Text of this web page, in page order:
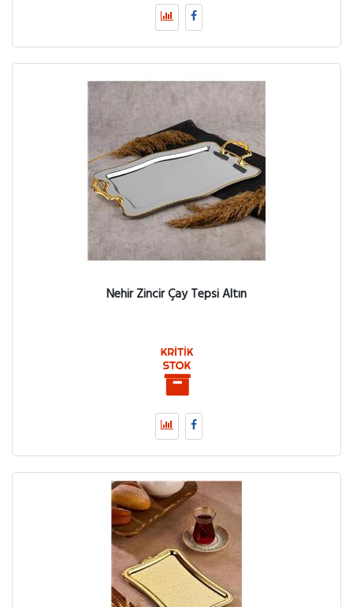
Nehir Zincir Çay Tepsi Altın